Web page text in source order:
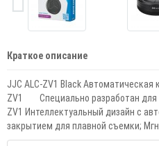
Краткое описание
JJC ALC-ZV1 Black
ZV1 Специально разработан для
ZV1 Интеллектуальный дизайн с
закрытием для плавной съемки;